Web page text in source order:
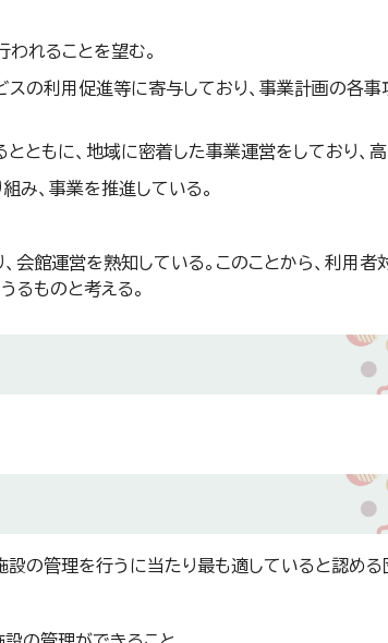
われることを望む。
スの利用促進等に寄与しており、事業計画の各
ともに、地域に密着した事業運営をしており、高
み、事業を推進している。
会館運営を熟知している。このことから、利用
るものと考える。
設の管理を行うに当たり最も適していると認め